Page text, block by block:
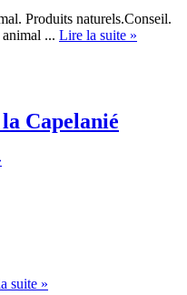
Produits naturels.Conseil.
... Lire la suite »
Capelanié
suite »